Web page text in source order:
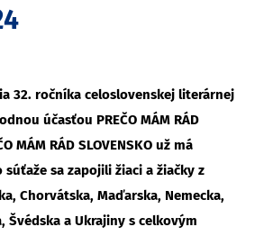
32. ročníka celoslovenskej literárnej
účasťou PREČO MÁM RÁD
MÁM RÁD SLOVENSKO už má
súťaže sa zapojili žiaci a žiačky z
Chorvátska, Maďarska, Nemecka,
Švédska a Ukrajiny s celkovým